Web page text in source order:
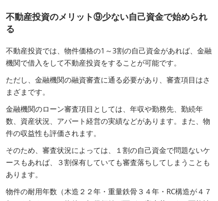
不動産投資のメリット⑨少ない自己資金で始められ
る
不動産投資では、物件価格の1～3割の自己資金があれば、金融
機関で借入をして不動産投資をすることが可能です。
ただし、金融機関の融資審査に通る必要があり、審査項目はさ
まざまです。
金融機関のローン審査項目としては、年収や勤務先、勤続年
数、資産状況、アパート経営の実績などがあります。また、物
件の収益性も評価されます。
そのため、審査状況によっては、１割の自己資金で問題ないケ
ースもあれば、３割保有していても審査落ちしてしまうことも
あります。
物件の耐用年数（木造２２年・重量鉄骨３４年・RC構造が４７